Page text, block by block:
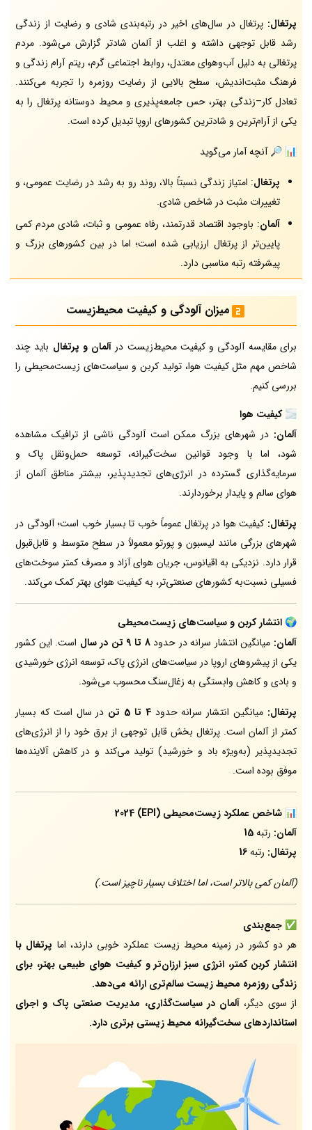
پرتغال: پرتغال در سال‌های اخیر در رتبه‌بندی شادی و رضایت از زندگی
رشد قابل توجهی داشته و اغلب از آلمان شادتر گزارش می‌شود. مردم
پرتغالی به دلیل آب‌وهوای معتدل، روابط اجتماعی گرم، ریتم آرام زندگی و
فرهنگ مثبت‌اندیش، سطح بالایی از رضایت روزمره را تجربه می‌کنند.
تعادل کار–زندگی بهتر، حس جامعه‌پذیری و محیط دوستانه پرتغال را به
یکی از آرام‌ترین و شادترین کشورهای اروپا تبدیل کرده است.
📊 🔎 آنچه آمار می‌گوید
پرتغال: امتیاز زندگی نسبتاً بالا، روند رو به رشد در رضایت عمومی، و
تغییرات مثبت در شاخص شادی.
آلمان: باوجود اقتصاد قدرتمند، رفاه عمومی و ثبات، شادی مردم کمی
پایین‌تر از پرتغال ارزیابی شده است؛ اما در بین کشورهای بزرگ و
پیشرفته رتبه مناسبی دارد.
میزان آلودگی و کیفیت محیط‌زیست
برای مقایسه آلودگی و کیفیت محیط‌زیست در آلمان و پرتغال باید چند
شاخص مهم مثل کیفیت هوا، تولید کربن و سیاست‌های زیست‌محیطی را
بررسی کنیم.
🌫️کیفیت هوا
آلمان: در شهرهای بزرگ ممکن است آلودگی ناشی از ترافیک مشاهده
شود، اما با وجود قوانین سخت‌گیرانه، توسعه حمل‌ونقل پاک و
سرمایه‌گذاری گسترده در انرژی‌های تجدیدپذیر، بیشتر مناطق آلمان از
هوای سالم و پایدار برخوردارند.
پرتغال: کیفیت هوا در پرتغال عموماً خوب تا بسیار خوب است؛ آلودگی در
شهرهای بزرگی مانند لیسبون و پورتو معمولاً در سطح متوسط و قابل‌قبول
قرار دارد. نزدیکی به اقیانوس، جریان هوای آزاد و مصرف کمتر سوخت‌های
فسیلی نسبت‌به کشورهای صنعتی‌تر، به کیفیت هوای بهتر کمک می‌کند.
🌍انتشار کربن و سیاست‌های زیست‌محیطی
آلمان: میانگین انتشار سرانه در حدود8 تا 9 تن در سال
است. این کشور
یکی از پیشروهای اروپا در سیاست‌های انرژی پاک، توسعه انرژی خورشیدی
و بادی و کاهش وابستگی به زغال‌سنگ محسوب می‌شود.
پرتغال: میانگین انتشار سرانه حدود4 تا 5 تن
در سال است که بسیار
کمتر از آلمان است. پرتغال بخش قابل توجهی از برق خود را از انرژی‌های
تجدیدپذیر (به‌ویژه باد و خورشید) تولید می‌کند و در کاهش آلاینده‌ها
موفق بوده است.
📊 شاخص عملکرد زیست‌محیطی (EPI) 2024
آلمان: رتبه15
پرتغال: رتبه16
(آلمان کمی بالاتر است، اما اختلاف بسیار ناچیز است.)
✅ جمع‌بندی
هر دو کشور در زمینه محیط زیست عملکرد خوبی دارند، اما پرتغال با
انتشار کربن کمتر، انرژی سبز ارزان‌تر و کیفیت هوای طبیعی بهتر، برای
زندگی روزمره محیط زیست سالم‌تری ارائه می‌دهد.
از سوی دیگر، آلمان در سیاست‌گذاری، مدیریت صنعتی پاک و اجرای
استانداردهای سخت‌گیرانه محیط زیستی برتری دارد.